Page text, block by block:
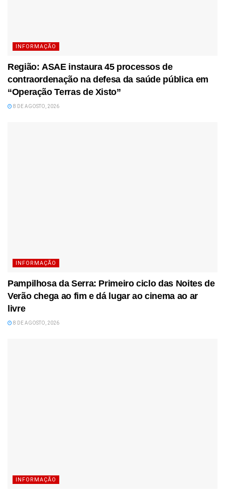
INFORMAÇÃO
Região: ASAE instaura 45 processos de
contraordenação na defesa da saúde pública em
“Operação Terras de Xisto”
8 DE AGOSTO, 2026
INFORMAÇÃO
Pampilhosa da Serra: Primeiro ciclo das Noites de
Verão chega ao fim e dá lugar ao cinema ao ar
livre
8 DE AGOSTO, 2026
INFORMAÇÃO